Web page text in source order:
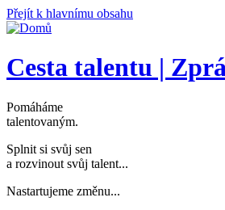
Přejít k hlavnímu obsahu
Cesta talentu |
Pomáháme
talentovaným.
Splnit si svůj sen
a rozvinout svůj talent...
Nastartujeme změnu...